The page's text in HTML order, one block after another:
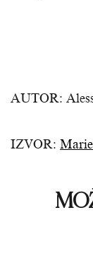
AUTOR:
IZVOR: